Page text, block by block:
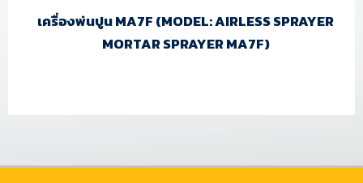
เครื่องพ่นปูน MA7F (MODEL: AIRLESS SPRAYER
MORTAR SPRAYER MA7F)